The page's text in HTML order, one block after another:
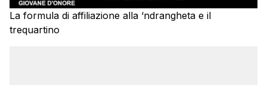
La formula di affiliazione alla ‘ndrangheta e il
trequartino